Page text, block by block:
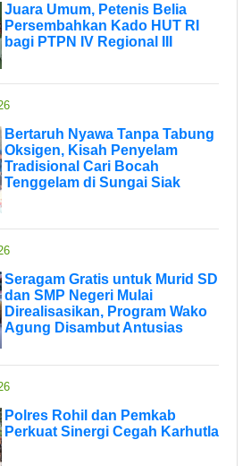
Juara Umum, Petenis Belia
Persembahkan Kado HUT RI
bagi PTPN IV Regional III
Bertaruh Nyawa Tanpa Tabung
Oksigen, Kisah Penyelam
Tradisional Cari Bocah
Tenggelam di Sungai Siak
Seragam Gratis untuk Murid SD
dan SMP Negeri Mulai
Direalisasikan, Program Wako
Agung Disambut Antusias
Polres Rohil dan Pemkab
Perkuat Sinergi Cegah Karhutla